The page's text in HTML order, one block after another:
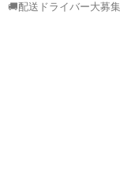
🚚配送ドライバー大募集